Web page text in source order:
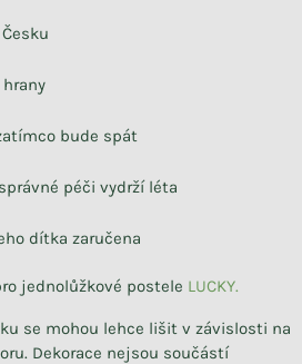
hrany
bude spát
péči vydrží léta
dítka zaručena
jednolůžkové postele LUCKY.
se mohou lehce lišit v závislosti na
Dekorace nejsou součástí